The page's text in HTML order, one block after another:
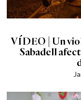
VÍDEO | Un
Sabadell